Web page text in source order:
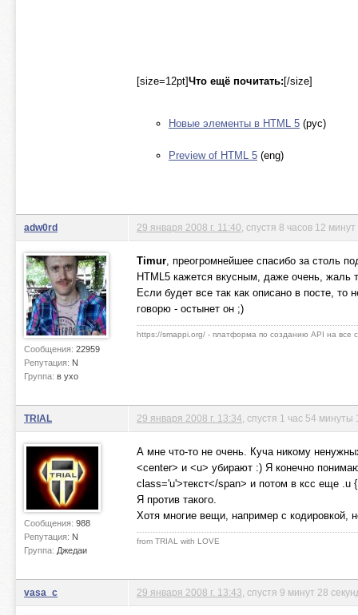
[size=12pt]Что ещё почитать: [/size]
Новые элементы в HTML 5 (рус)
Preview of HTML 5 (eng)
adw0rd
Сообщения: 22959
Репутация: N
Группа: в ухо
29 января 2008 г. 11:40 , спустя 8 часов 12
Timur, преогромнейшее спасибо за столь
HTML5 кажется вкусным, даже очень, жаль
Если будет все так как описано в посте, то
говорю - остынет он ;)
https://smappi.org/ - платформа по созданию API на все
TRIAL
Сообщения: 988
Репутация: N
Группа: Джедаи
29 января 2008 г. 13:34 , спустя 1 час 54 минуты
А мне что-то не очень. Куча никому
<center> и <u> убирают :) Я конечно
class='u'>текст</span> и потом в ксс еще .u
Я против такого.
Хотя многие вещи, например с
from TRIAL with LOVE
vasa_c 29 января 2008 г. 13:43 , спустя 9 минут 28